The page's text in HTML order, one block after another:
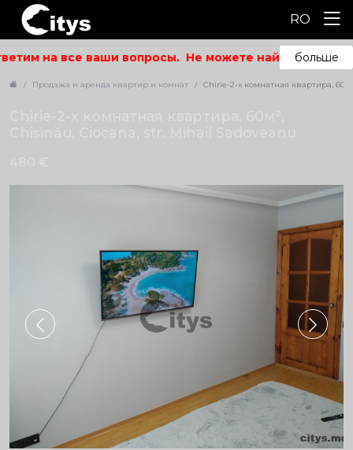
RO
на все ваши вопросы. Не можете найти то, что
больше
Продажа и аренда квартир и комнат Chirie-2-х комнатная квартира,
ID: 5446